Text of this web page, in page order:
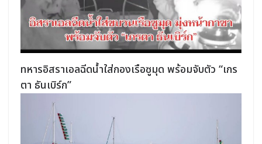
ทหารอิสราเอลฉีดน้ำใส่กองเรือซูมุด พร้อมจับตัว “เกร
ตา ธันเบิร์ก”